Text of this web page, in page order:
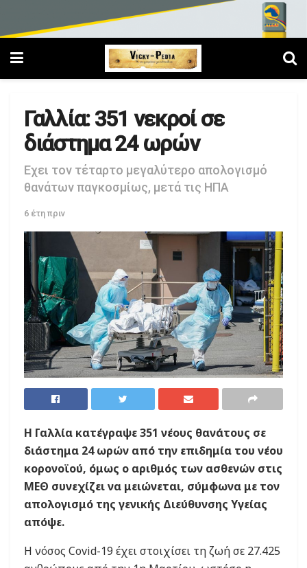
Γαλλία: 351 νεκροί σε
διάστημα 24 ωρών
Εχει τον τέταρτο μεγαλύτερο απολογισμό
θανάτων παγκοσμίως, μετά τις ΗΠΑ
6 έτη πριν
Η Γαλλία κατέγραψε 351 νέους θανάτους σε
διάστημα 24 ωρών από την επιδημία του νέου
κορονοϊού, όμως ο αριθμός των ασθενών στις
ΜΕΘ συνεχίζει να μειώνεται, σύμφωνα με τον
απολογισμό της γενικής Διεύθυνσης Υγείας
απόψε.
Η νόσος Covid-19 έχει στοιχίσει τη ζωή σε 27.425